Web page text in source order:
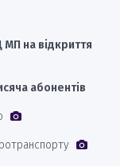
на відкриття
абонентів